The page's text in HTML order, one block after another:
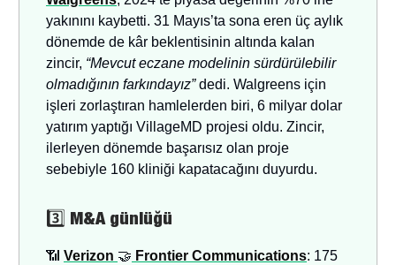
yakınını kaybetti. 31 Mayıs’ta sona eren üç aylık
dönemde de kâr beklentisinin altında kalan
zincir, “Mevcut eczane modelinin sürdürülebilir
olmadığının farkındayız”dedi. Walgreens için
işleri zorlaştıran hamlelerden biri, 6 milyar dolar
yatırım yaptığı VillageMD projesi oldu. Zincir,
ilerleyen dönemde başarısız olan proje
sebebiyle 160 kliniği kapatacağını duyurdu.
3️⃣ M&A günlüğü
📶 Verizon 🤝 Frontier Communications: 175